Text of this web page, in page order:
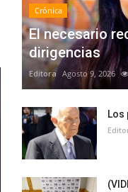
Crónica
El necesario
dirigencias
Editora Agosto 9, 2026
Los